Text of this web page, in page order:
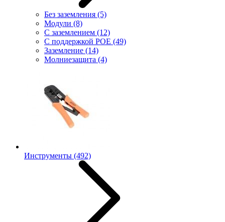
Без заземления (5)
Модули (8)
С заземлением (12)
С поддержкой POE (49)
Заземление (14)
Молниезащита (4)
Инструменты (492)